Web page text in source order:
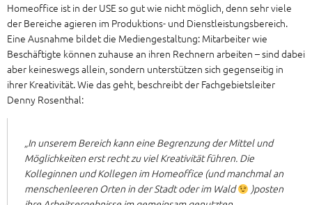
Homeoffice ist in der USE so gut wie nicht möglich, denn sehr viele
der Bereiche agieren im Produktions- und Dienstleistungsbereich.
Eine Ausnahme bildet die Mediengestaltung: Mitarbeiter wie
Beschäftigte können zuhause an ihren Rechnern arbeiten – sind dabei
aber keineswegs allein, sondern unterstützen sich gegenseitig in
ihrer Kreativität. Wie das geht, beschreibt der Fachgebietsleiter
Denny Rosenthal:
„In unserem Bereich kann eine Begrenzung der Mittel und
Möglichkeiten erst recht zu viel Kreativität führen. Die
Kolleginnen und Kollegen im Homeoffice (und manchmal an
menschenleeren Orten in der Stadt oder im Wald
)posten